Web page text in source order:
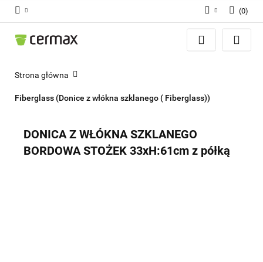
Zaloguj się
(0)
Strona główna
Fiberglass (Donice z włókna szklanego ( Fiberglass))
DONICA Z WŁÓKNA SZKLANEGO
BORDOWA STOŻEK 33xH:61cm z półką